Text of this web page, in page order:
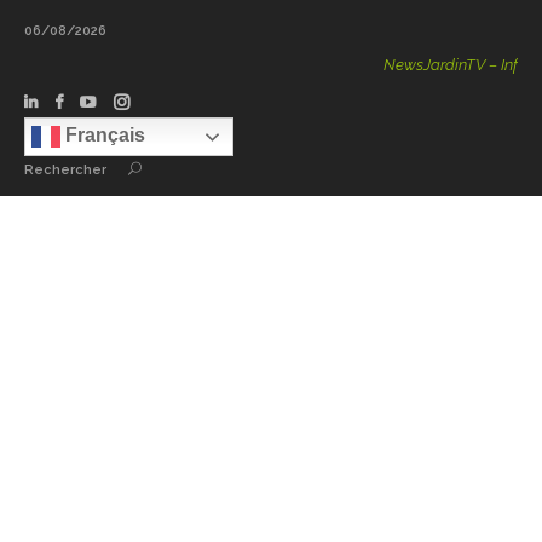
06/08/2026
NewsJardinTV – Infos,
Français
Rechercher